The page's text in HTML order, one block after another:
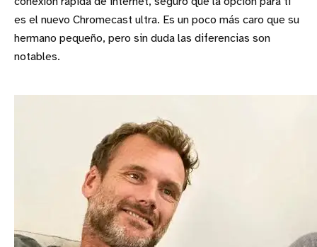
es el nuevo Chromecast ultra. Es un poco más caro que su
hermano pequeño, pero sin duda las diferencias son
notables.